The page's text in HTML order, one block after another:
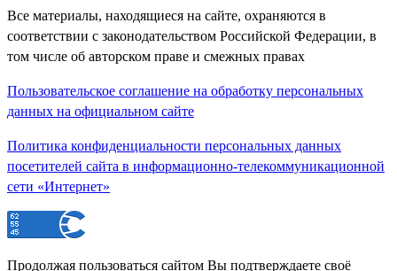
Все материалы, находящиеся на сайте, охраняются в
соответствии с законодательством Российской Федерации, в
том числе об авторском праве и смежных правах
Пользовательское соглашение на обработку персональных
данных на официальном сайте
Политика конфиденциальности персональных данных
посетителей сайта в информационно-телекоммуникационной
сети «Интернет»
Продолжая пользоваться сайтом Вы подтверждаете своё